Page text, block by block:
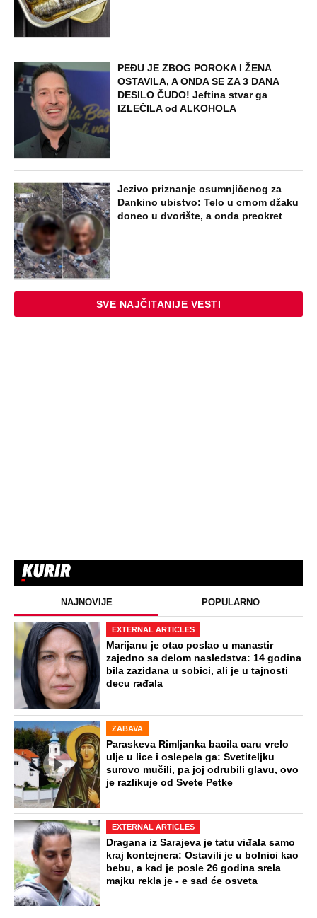
PEĐU JE ZBOG POROKA I ŽENA
OSTAVILA, A ONDA SE ZA 3 DANA
DESILO ČUDO! Jeftina stvar ga
IZLEČILA od ALKOHOLA
Jezivo priznanje osumnjičenog za
Dankino ubistvo: Telo u crnom džaku
doneo u dvorište, a onda preokret
SVE NAJČITANIJE VESTI
NAJNOVIJE POPULARNO
EXTERNAL ARTICLES
Marijanu je otac poslao u manastir
zajedno sa delom nasledstva: 14 godina
bila zazidana u sobici, ali je u tajnosti
decu rađala
ZABAVA
Paraskeva Rimljanka bacila caru vrelo
ulje u lice i oslepela ga: Svetiteljku
surovo mučili, pa joj odrubili glavu, ovo
je razlikuje od Svete Petke
EXTERNAL ARTICLES
Dragana iz Sarajeva je tatu viđala samo
kraj kontejnera: Ostavili je u bolnici kao
bebu, a kad je posle 26 godina srela
majku rekla je - e sad će osveta